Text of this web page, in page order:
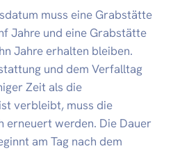
muss eine Grabstätte
Jahre und eine Grabstätte
Jahre erhalten bleiben.
und dem Verfalltag
Zeit als die
verbleibt, muss die
erneuert werden. Die Dauer
am Tag nach dem